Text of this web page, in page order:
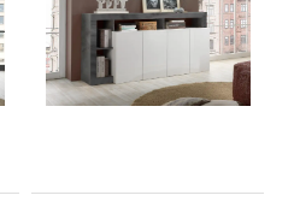
FRIBOURG LAQUÉ BLANC/